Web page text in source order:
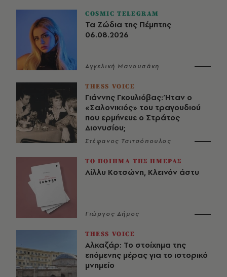
COSMIC TELEGRAM
Τα Ζώδια της Πέμπτης
06.08.2026
Αγγελική Μανουσάκη
THESS VOICE
Γιάννης Γκουλιόβας: Ήταν ο
«Σαλονικιός» του τραγουδιού
που ερμήνευε ο Στράτος
Διονυσίου;
Στέφανος Τσιτσόπουλος
ΤΟ ΠΟΙΗΜΑ ΤΗΣ ΗΜΕΡΑΣ
Λίλλυ Κοτσώνη, Κλεινόν άστυ
Γιώργος Δήμος
THESS VOICE
Αλκαζάρ: Το στοίχημα της
επόμενης μέρας για το ιστορικό
μνημείο